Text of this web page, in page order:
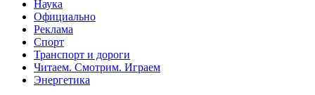
Наука
Официально
Реклама
Спорт
Транспорт и дороги
Читаем. Смотрим. Играем
Энергетика